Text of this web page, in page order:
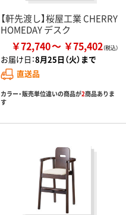
【軒先渡し】桜屋工業 CHERRY
HOMEDAY デスク
￥72,740 ￥75,402
お届け日：8月25日（火）まで
直送品
カラー・販売単位違いの商品が2商品ありま
す